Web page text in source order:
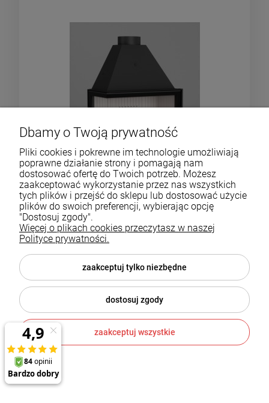
Wkład kominkowy Hajduk Volcano 2LAT 9 kW
10 808,00 zł
DO KOSZYKA
Dbamy o Twoją prywatność
Pliki cookies i pokrewne im technologie umożliwiają
poprawne działanie strony i pomagają nam
dostosować ofertę do Twoich potrzeb. Możesz
zaakceptować wykorzystanie przez nas wszystkich
tych plików i przejść do sklepu lub dostosować użycie
plików do swoich preferencji, wybierając opcję
"Dostosuj zgody".
Więcej o plikach cookies przeczytasz w naszej
Polityce prywatności.
zaakceptuj tylko niezbędne
dostosuj zgody
zaakceptuj wszystkie